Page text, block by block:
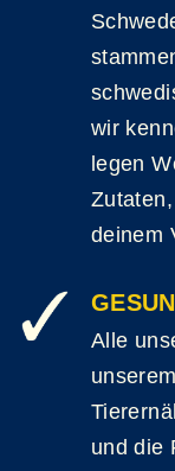
wir
legen
deinem
Alle
und die